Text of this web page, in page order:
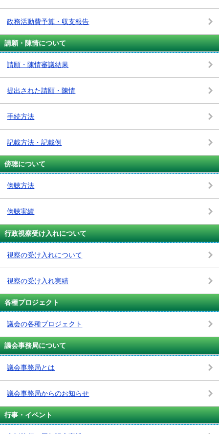
政務活動費予算・収支報告
請願・陳情について
請願・陳情審議結果
提出された請願・陳情
手続方法
記載方法・記載例
傍聴について
傍聴方法
傍聴実績
行政視察受け入れについて
視察の受け入れについて
視察の受け入れ実績
各種プロジェクト
議会の各種プロジェクト
議会事務局について
議会事務局とは
議会事務局からのお知らせ
行事・イベント